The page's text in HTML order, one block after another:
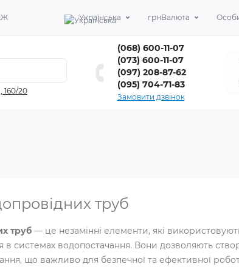
Українська грнВалюта
160/20
(068) 600-11-07
(073) 600-11-07
(097) 208-87-62
(095) 704-71-83
Замовити дзвінок
труб
труб— це незамінні елементи, які
в системах водопостачання. Вони дозволяють
що важливо для безпечної та ефективної